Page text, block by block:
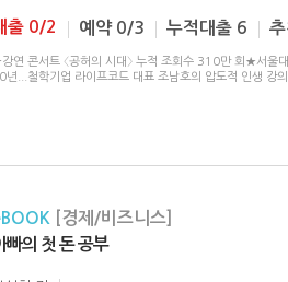
출 0/2 예약 0/3 누적대출 6
연 콘서트 〈공허의 시대〉 누적 조회수 310만 회★서울
년...철학기업 라이프코드 대표 조남호의 압도적 인생 강
[경제/비즈니스]
빠의 첫 돈 공부